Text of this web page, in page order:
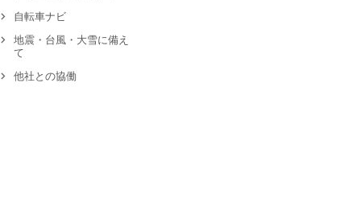
自転車ナビ
地震・台風・大雪に備え
て
他社との協働